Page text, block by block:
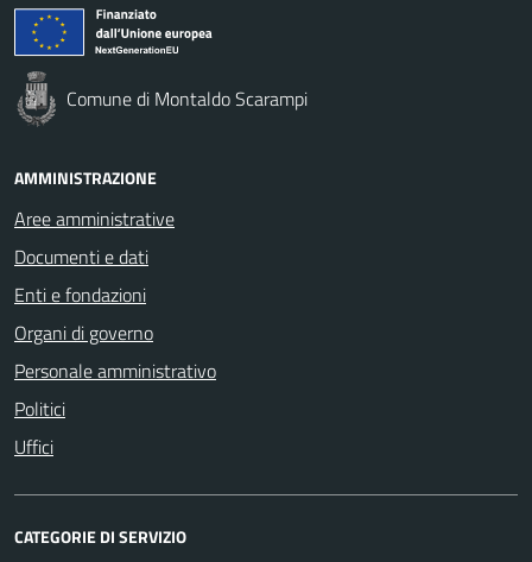
Comune di Montaldo Scarampi
AMMINISTRAZIONE
Aree amministrative
Documenti e dati
Enti e fondazioni
Organi di governo
Personale amministrativo
Politici
Uffici
CATEGORIE DI SERVIZIO